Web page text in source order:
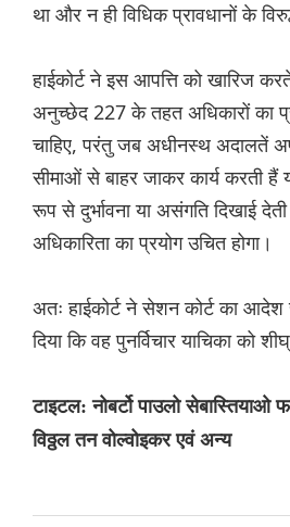
था और न ही विधिक प्रावधानों के
हाईकोर्ट ने इस आपत्ति को खारिज
अनुच्छेद 227 के तहत अधिकारों का
चाहिए, परंतु जब अधीनस्थ अदालतें
सीमाओं से बाहर जाकर कार्य करती
रूप से दुर्भावना या असंगति दिखाई देती
अधिकारिता का प्रयोग उचित होगा।
अतः हाईकोर्ट ने सेशन कोर्ट का आदेश
दिया कि वह पुनर्विचार याचिका को
टाइटल: नोबर्टो पाउलो सेबास्तियाओ
विठ्ठल तन वोल्वोइकर एवं अन्य